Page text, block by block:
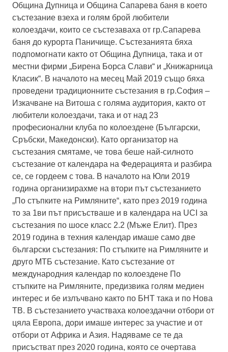
Община Дупница и Община Сапарева баня в което
състезание взеха и голям брой любители
колоездачи, които се състезаваха от гр.Сапарева
баня до курорта Паничище. Състезанията бяха
подпомогнати както от Община Дупница, така и от
местни фирми „Бирена Борса Слави“ и „Книжарница
Класик“. В началото на месец Май 2019 също бяха
проведени традиционните състезания в гр.София –
Изкачване на Витоша с голяма аудитория, както от
любители колоездачи, така и от над 23
професионални клуба по колоездене (Български,
Сръбски, Македонски). Като организатор на
състезания смятаме, че това беше най-силното
състезание от календара на Федерацията и разбира
се, се гордеем с това. В началото на Юли 2019
година организирахме на втори път състезанието
„По стъпките на Римляните“, като през 2019 година
то за 1ви път присъстваше и в календара на UCI за
състезания по шосе класс 2.2 (Мъже Елит). През
2019 година в техния календар имаше само две
български състезания: По стъпките на Римляните и
друго МТБ състезание. Като състезание от
международния календар по колоездене По
стъпките на Римляните, предизвика голям медиен
интерес и бе излъчвано както по БНТ така и по Нова
ТВ. В състезанието участваха колоездачни отбори от
цяла Европа, дори имаше интерес за участие и от
отбори от Африка и Азия. Надяваме се те да
присъстват през 2020 година, която се очертава